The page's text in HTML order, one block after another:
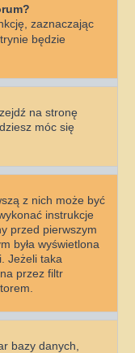
zaznaczając
będzie
na stronę
móc się
z nich może być
instrukcje
przed pierwszym
była wyświetlona
Jeżeli taka
przez filtr
bazy danych,